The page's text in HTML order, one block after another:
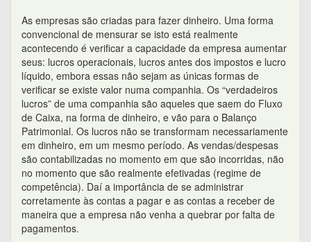
As empresas são criadas para fazer dinheiro. Uma forma
convencional de mensurar se isto está realmente
acontecendo é verificar a capacidade da empresa aumentar
seus: lucros operacionais, lucros antes dos impostos e lucro
líquido, embora essas não sejam as únicas formas de
verificar se existe valor numa companhia. Os “verdadeiros
lucros” de uma companhia são aqueles que saem do Fluxo
de Caixa, na forma de dinheiro, e vão para o Balanço
Patrimonial. Os lucros não se transformam necessariamente
em dinheiro, em um mesmo período. As vendas/despesas
são contabilizadas no momento em que são incorridas, não
no momento que são realmente efetivadas (regime de
competência). Daí a importância de se administrar
corretamente às contas a pagar e as contas a receber de
maneira que a empresa não venha a quebrar por falta de
pagamentos.